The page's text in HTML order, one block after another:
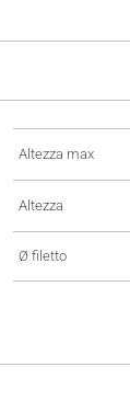
Altezza max
Altezza
Ø filetto